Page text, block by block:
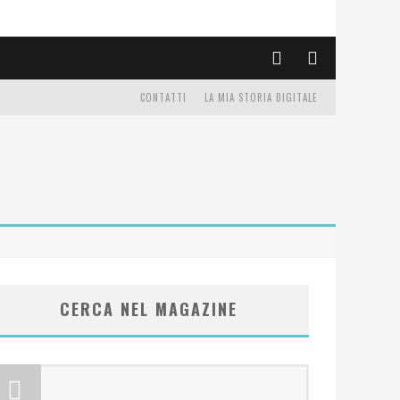
LA MIA STORIA DIGITALE
CONTATTI
CERCA NEL MAGAZINE